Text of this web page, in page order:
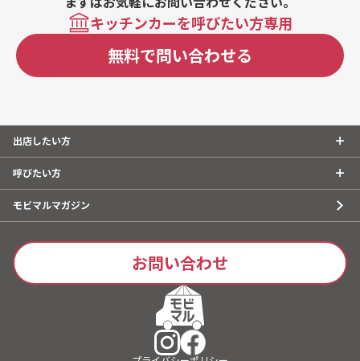
キッチンカーを呼びたい方専用
無料で問い合わせる
出店したい方
呼びたい方
モビマルマガジン
お問い合わせ